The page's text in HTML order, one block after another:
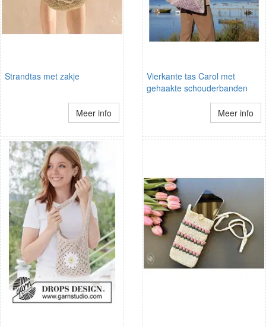
Strandtas met zakje
Meer info
Vierkante tas Carol met
gehaakte schouderbanden
Meer info